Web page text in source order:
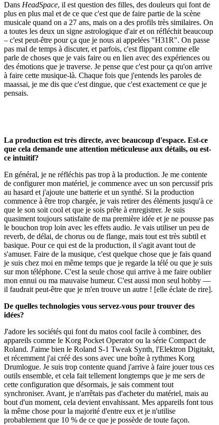
Dans HeadSpace, il est question des filles, des douleurs qui font de
plus en plus mal et de ce que c'est que de faire partie de la scène
musicale quand on a 27 ans, mais on a des profils très similaires. On
a toutes les deux un signe astrologique d'air et on réfléchit beaucoup
– c'est peut-être pour ça que je nous ai appelées "H31R". On passe
pas mal de temps à discuter, et parfois, c'est flippant comme elle
parle de choses que je vais faire ou en lien avec des expériences ou
des émotions que je traverse. Je pense que c'est pour ça qu'on arrive
à faire cette musique-là. Chaque fois que j'entends les paroles de
maassai, je me dis que c'est dingue, que c'est exactement ce que je
pensais.
La production est très directe, avec beaucoup d'espace. Est-ce
que cela demande une attention méticuleuse aux détails, ou est-
ce intuitif?
En général, je ne réfléchis pas trop à la production. Je me contente
de configurer mon matériel, je commence avec un son percussif pris
au hasard et j'ajoute une batterie et un synthé. Si la production
commence à être trop chargée, je vais retirer des éléments jusqu'à ce
que le son soit cool et que je sois prête à enregistrer. Je suis
quasiment toujours satisfaite de ma première idée et je ne pousse pas
le bouchon trop loin avec les effets audio. Je vais utiliser un peu de
reverb, de délai, de chorus ou de flange, mais tout est très subtil et
basique. Pour ce qui est de la production, il s'agit avant tout de
s'amuser. Faire de la musique, c'est quelque chose que je fais quand
je suis chez moi en même temps que je regarde la télé ou que je suis
sur mon téléphone. C'est la seule chose qui arrive à me faire oublier
mon ennui ou ma mauvaise humeur. C'est aussi mon seul hobby —
il faudrait peut-être que je m'en trouve un autre ! [elle éclate de rire].
De quelles technologies vous servez-vous pour trouver des
idées?
J'adore les sociétés qui font du matos cool facile à combiner, des
appareils comme le Korg Pocket Operator ou la série Compact de
Roland. J'aime bien le Roland S-1 Tweak Synth, l'Elektron Digitakt,
et récemment j'ai créé des sons avec une boîte à rythmes Korg
Drumlogue. Je suis trop contente quand j'arrive à faire jouer tous ces
outils ensemble, et cela fait tellement longtemps que je me sers de
cette configuration que désormais, je sais comment tout
synchroniser. Avant, je n'arrêtais pas d'acheter du matériel, mais au
bout d'un moment, cela devient envahissant. Mes appareils font tous
la même chose pour la majorité d'entre eux et je n'utilise
probablement que 10 % de ce que je possède de toute façon.